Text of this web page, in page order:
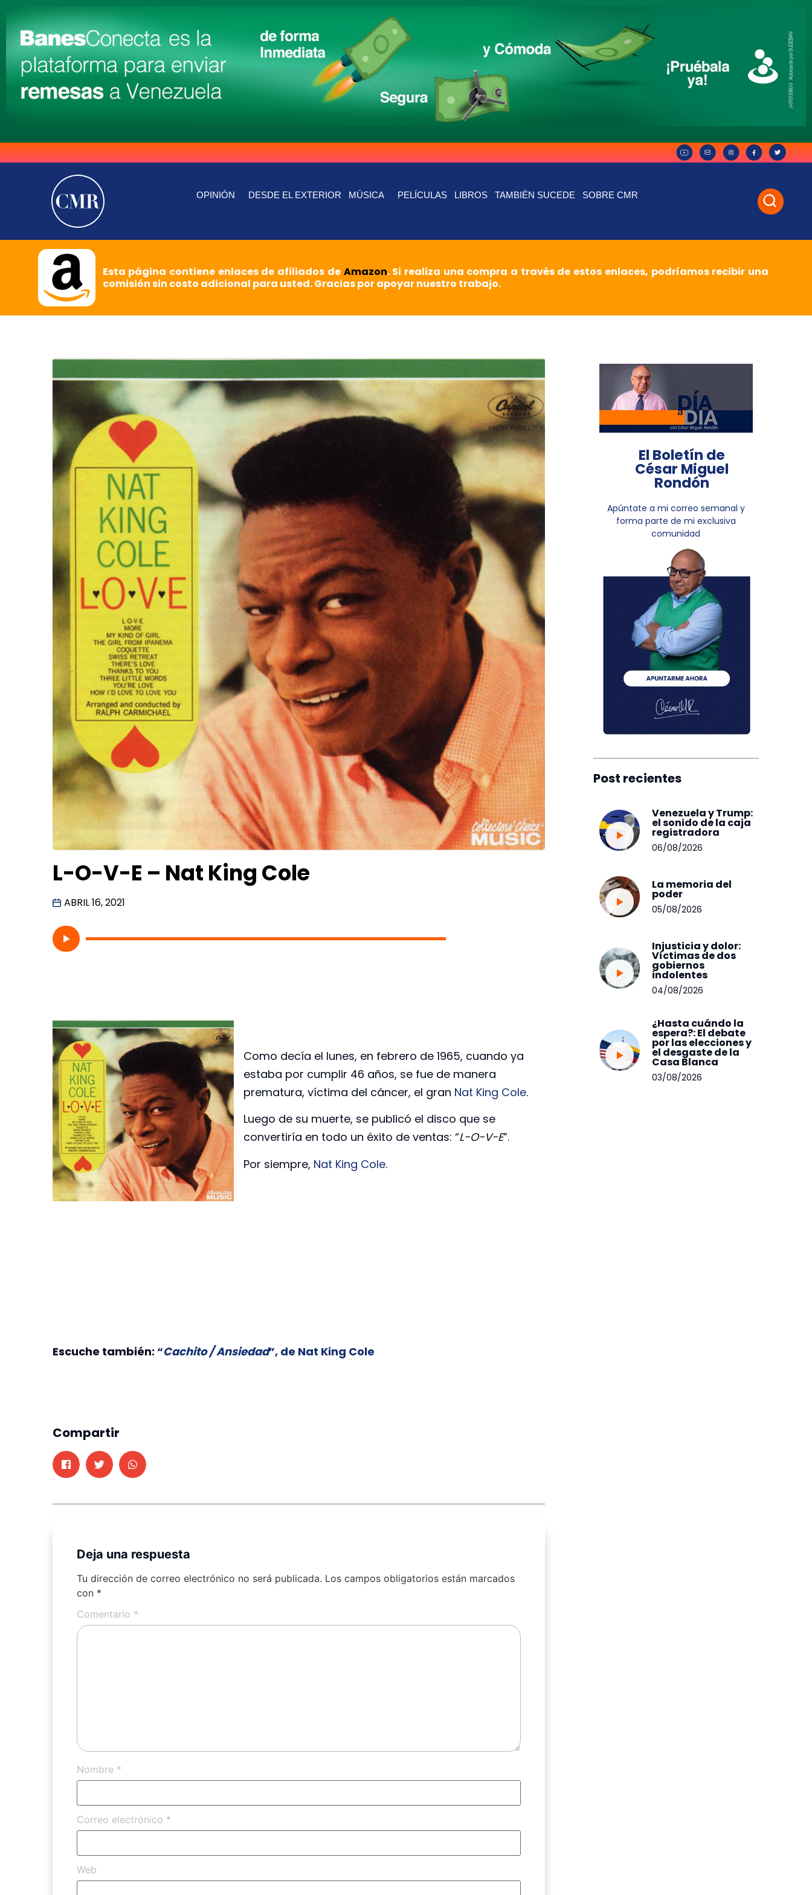
OPINIÓN DESDE EL EXTERIOR MÚSICA PELÍCULAS LIBROS TAMBIÉN SUCEDE SOBRE CMR
Esta página contiene enlaces de afiliados de Amazon. Si realiza una compra a través de estos enlaces, podríamos recibir una
comisión sin costo adicional para usted. Gracias por apoyar nuestro trabajo.
L-O-V-E – Nat King Cole
ABRIL 16, 2021
Como decía el lunes, en febrero de 1965, cuando ya
estaba por cumplir 46 años, se fue de manera
prematura, víctima del cáncer, el gran Nat King Cole.
Luego de su muerte, se publicó el disco que se
convertiría en todo un éxito de ventas: “L-O-V-E”.
Por siempre, Nat King Cole.
Escuche también: “Cachito / Ansiedad”, de Nat King Cole
Compartir
Deja una respuesta
Tu dirección de correo electrónico no será publicada. Los campos obligatorios están marcados
con *
Comentario *
Nombre *
Correo electrónico *
Web
El Boletín de
César Miguel
Rondón
Apúntate a mi correo semanal y
forma parte de mi exclusiva
comunidad
Post recientes
Venezuela y Trump:
el sonido de la caja
registradora
06/08/2026
La memoria del
poder
05/08/2026
Injusticia y dolor:
Víctimas de dos
gobiernos
indolentes
04/08/2026
¿Hasta cuándo la
espera?: El debate
por las elecciones y
el desgaste de la
Casa Blanca
03/08/2026